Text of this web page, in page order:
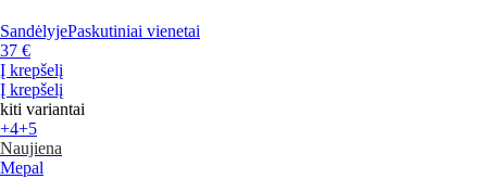
SandėlyjePaskutiniai vienetai
37 €
Į krepšelį
Į krepšelį
kiti variantai
+4+5
Naujiena
Mepal